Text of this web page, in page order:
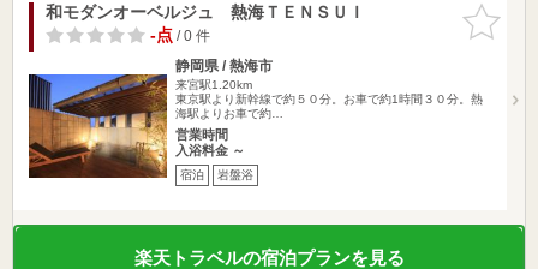
お気に入
りに追加
和モダンオーベルジュ 熱海ＴＥＮＳＵＩ
-点/ 0 件
静岡県 / 熱海市
来宮駅1.20km
東京駅より新幹線で約５０分。お車で約1時間３０分。熱
海駅よりお車で約…
営業時間
入浴料金 ～
宿泊 岩盤浴
楽天トラベルの宿泊プランを見る